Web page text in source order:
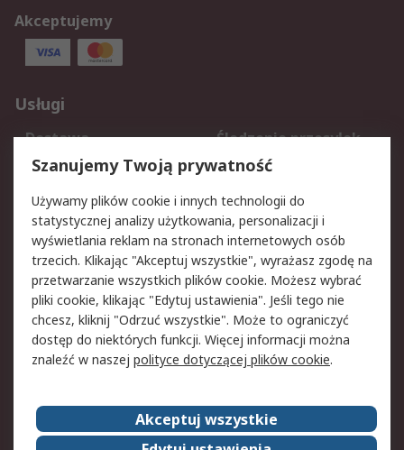
Akceptujemy
Usługi
Dostawa
Śledzenie przesyłek
Reklamacje i zwroty
Rejestracja
Aspekty prawne
Bezpieczeństwo e-
maila
Polityka dotycząca
plików cookie
Polityka prywatności
Użytkowanie witryny
Zastrzeżenia prawne
Warunki Sprzedaży
Kontakt
O firmie RS
RS na świecie
Szanujemy Twoją prywatność
Używamy plików cookie i innych technologii do
statystycznej analizy użytkowania, personalizacji i
wyświetlania reklam na stronach internetowych osób
trzecich. Klikając "Akceptuj wszystkie", wyrażasz zgodę na
przetwarzanie wszystkich plików cookie. Możesz wybrać
pliki cookie, klikając "Edytuj ustawienia". Jeśli tego nie
chcesz, kliknij "Odrzuć wszystkie". Może to ograniczyć
dostęp do niektórych funkcji. Więcej informacji można
znaleźć w naszej polityce dotyczącej plików cookie.
Akceptuj wszystkie